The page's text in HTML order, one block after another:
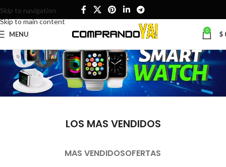
Skip to navigation
Skip to main content
MENU 0 $
LOS MAS VENDIDOS
MAS VENDIDOSOFERTAS